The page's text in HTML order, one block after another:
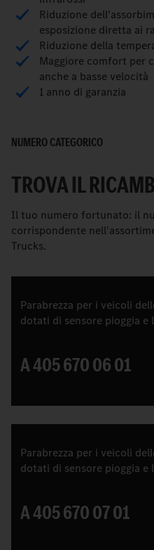
Riduzione
esposizione diretta ai
Riduzione della
Maggiore comfort per
anche a basse velocità
1 anno di garanzia
NUMERO CATEGORICO
TROVA IL
Il tuo numero fortunato: il
corrispondente
Trucks.
Parabrezza per i veicoli
dotati di sensore pioggia e
A 405 670 06 01
Parabrezza per i veicoli
dotati di sensore pioggia
A 405 670 07 01